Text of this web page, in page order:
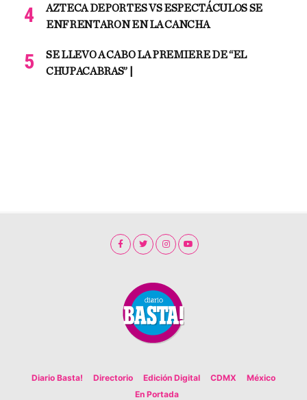
AZTECA DEPORTES VS ESPECTÁCULOS SE
ENFRENTARON EN LA CANCHA
SE LLEVO A CABO LA PREMIERE DE “EL
CHUPACABRAS” |
Diario Basta! Directorio Edición Digital CDMX
México
En Portada